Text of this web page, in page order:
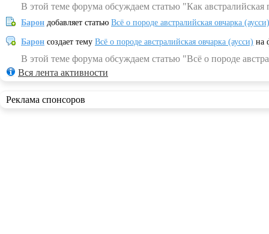
В этой теме форума обсуждаем статью "Как
Барон добавляет статью Всё о породе австралийская овчарка (аусси)
Барон создает тему Всё о породе австралийская овчарка (аусси) на
В этой теме форума обсуждаем статью "Всё о породе
Вся лента активности
Реклама спонсоров